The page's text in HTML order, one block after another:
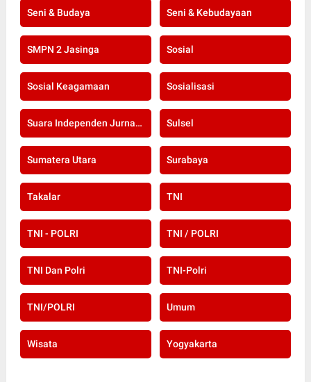
Seni & Budaya Seni & Kebudayaan
SMPN 2 Jasinga Sosial
Sosial Keagamaan Sosialisasi
Suara Independen Jurnalis Indonesia Sulsel
Sumatera Utara Surabaya
Takalar TNI
TNI - POLRI TNI / POLRI
TNI Dan Polri TNI-Polri
TNI/POLRI Umum
Wisata Yogyakarta